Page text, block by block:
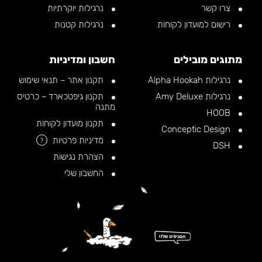
צרו קשר
רישום למועדון לקוחות
נרגילות יוקרתיות
נרגילות קטנות
מתוגים מובילים
נרגילות Alpha Hookah
נרגילות Amy Deluxe
חשבון ומדיניות
תקנון אתר – תנאי שימוש
תקנון גיפטכארד – כרטיס
מתנה
תקנון מועדון לקוחות
מדיניות פרטיות
?
הצהרת נגישות
החשבון שלי